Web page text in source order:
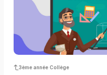
3ème année Collège